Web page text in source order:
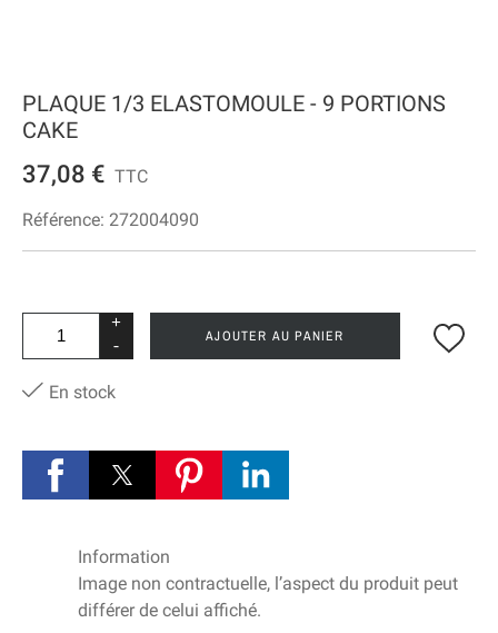
PLAQUE 1/3 ELASTOMOULE - 9 PORTIONS
CAKE
37,08 € TTC
Référence: 272004090
+
-
AJOUTER AU PANIER
En stock
Information
Image non contractuelle, l’aspect du produit peut
différer de celui affiché.